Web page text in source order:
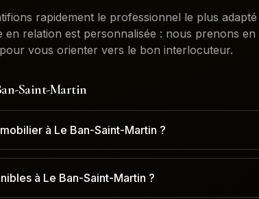
rapidement le professionnel le plus
en relation est personnalisée : nous prenons en
vous orienter vers le bon interlocuteur.
Saint-Martin
à Le Ban-Saint-Martin ?
à Le Ban-Saint-Martin ?